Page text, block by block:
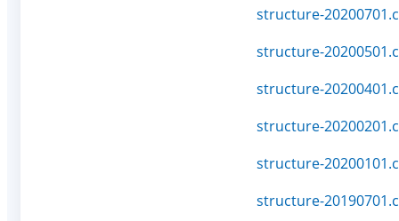
structure-
structure-
structure-
structure-
structure-
structure-